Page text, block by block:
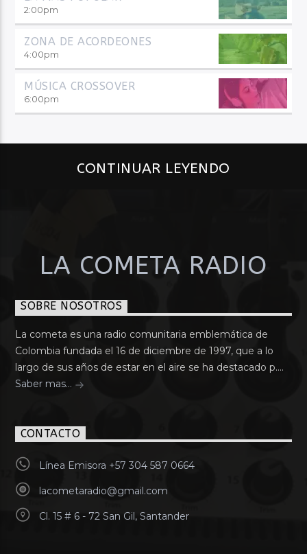
2:00pm
ZONA DE ACORDEONES
4:00pm
MÚSICA CROSSOVER
6:00pm
CONTINUAR LEYENDO
LA COMETA RADIO
SOBRE NOSOTROS
La cometa es una radio comunitaria emblemática de
Colombia fundada el 16 de diciembre de 1997, que a lo
largo de sus años de estar en el aire se ha destacado p....
Saber mas...
CONTACTO
Línea Emisora +57 304 587 0664
lacometaradio@gmail.com
Cl. 15 # 6 - 72 San Gil, Santander